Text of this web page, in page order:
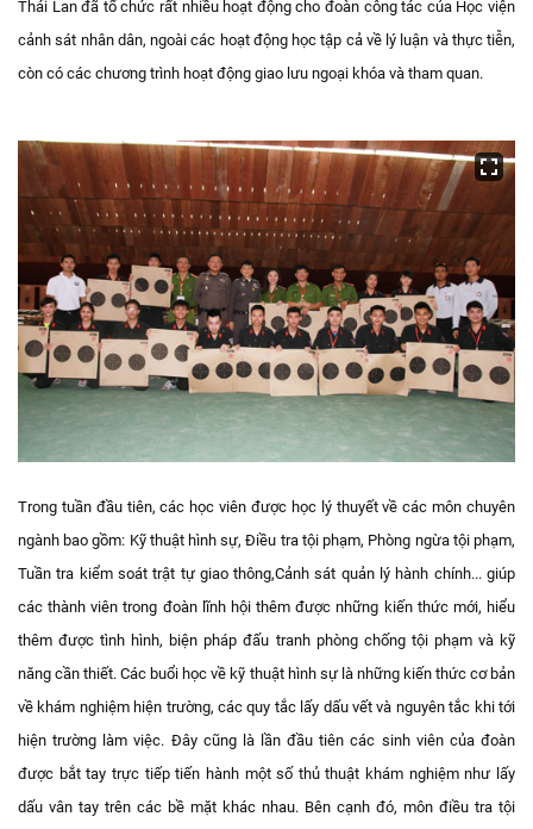
Thái Lan đã tổ chức rất nhiều hoạt động cho đoàn công tác của Học viện
cảnh sát nhân dân, ngoài các hoạt động học tập cả về lý luận và thực tiễn,
còn có các chương trình hoạt động giao lưu ngoại khóa và tham quan.
Trong tuần đầu tiên, các học viên được học lý thuyết về các môn chuyên
ngành bao gồm: Kỹ thuật hình sự, Điều tra tội phạm, Phòng ngừa tội phạm,
Tuần tra kiểm soát trật tự giao thông,Cảnh sát quản lý hành chính... giúp
các thành viên trong đoàn lĩnh hội thêm được những kiến thức mới, hiểu
thêm được tình hình, biện pháp đấu tranh phòng chống tội phạm và kỹ
năng cần thiết. Các buổi học về kỹ thuật hình sự là những kiến thức cơ bản
về khám nghiệm hiện trường, các quy tắc lấy dấu vết và nguyên tắc khi tới
hiện trường làm việc. Đây cũng là lần đầu tiên các sinh viên của đoàn
được bắt tay trực tiếp tiến hành một số thủ thuật khám nghiệm như lấy
dấu vân tay trên các bề mặt khác nhau. Bên cạnh đó, môn điều tra tội